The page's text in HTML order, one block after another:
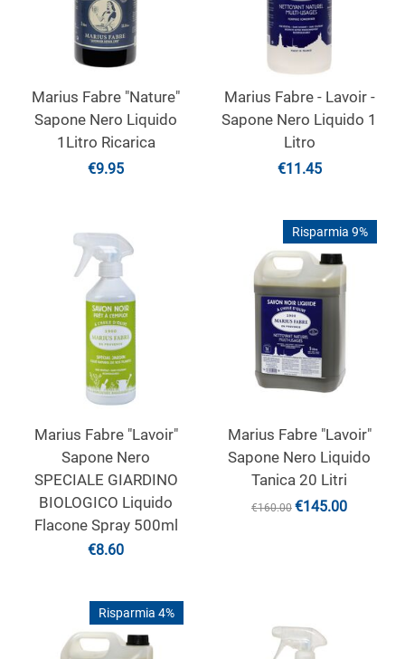
Marius Fabre "Nature"
Sapone Nero Liquido
1Litro Ricarica
€9.95
Marius Fabre - Lavoir -
Sapone Nero Liquido 1
Litro
€11.45
Marius Fabre "Lavoir"
Sapone Nero
SPECIALE GIARDINO
BIOLOGICO Liquido
Flacone Spray 500ml
€8.60
Risparmia 9%
Marius Fabre "Lavoir"
Sapone Nero Liquido
Tanica 20 Litri
€160.00 €145.00
Risparmia 4%